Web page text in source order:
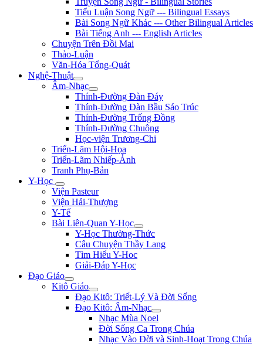
Tiểu Luận Song Ngữ --- Bilingual Essays
Bài Song Ngữ Khác --- Other Bilingual Articles
Bài Tiếng Anh --- English Articles
Chuyện Trên Đồi Mai
Thảo-Luận
Văn-Hóa Tổng-Quát
Nghệ-Thuật
Âm-Nhạc
Thính-Đường Đàn Đáy
Thính-Đường Đàn Bầu Sáo Trúc
Thính-Đường Trống Đồng
Thính-Đường Chuông
Học-viện Trương-Chi
Triển-Lãm Hội-Họa
Triển-Lãm Nhiếp-Ảnh
Tranh Phụ-Bản
Y-Học
Viện Pasteur
Viện Hải-Thượng
Y-Tế
Bài Liên-Quan Y-Học
Y-Học Thường-Thức
Câu Chuyện Thầy Lang
Tìm Hiểu Y-Hoc
Giải-Đáp Y-Học
Đạo Giáo
Kitô Giáo
Đạo Kitô: Triết-Lý Và Đời Sống
Đạo Kitô: Âm-Nhạc
Nhạc Mùa Noel
Đời Sống Ca Trong Chúa
Nhạc Vào Đời và Sinh-Hoạt Trong Chúa